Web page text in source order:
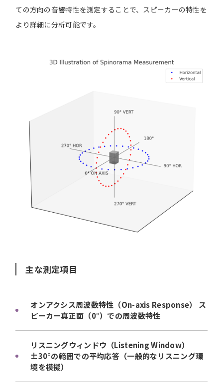
ての方向の音響特性を測定することで、スピーカーの特性を
より詳細に分析可能です。
主な測定項目
オンアクシス周波数特性（On-axis Response） ス
ピーカー真正面（0°）での周波数特性
リスニングウィンドウ（Listening Window）
±30°の範囲での平均応答（一般的なリスニング環
境を模擬）